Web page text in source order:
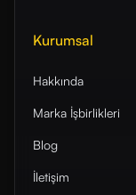
Kurumsal
Hakkında
Marka İşbirlikleri
Blog
İletişim